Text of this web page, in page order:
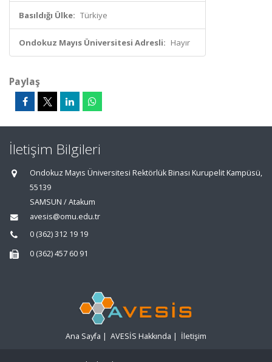
Basıldığı Ülke: Türkiye
Ondokuz Mayıs Üniversitesi Adresli: Hayır
Paylaş
İletişim Bilgileri
Ondokuz Mayıs Üniversitesi Rektörlük Binası Kurupelit Kampüsü,
55139
SAMSUN / Atakum
avesis@omu.edu.tr
0 (362) 312 19 19
0 (362) 457 60 91
Ana Sayfa | AVESİS Hakkında | İletişim